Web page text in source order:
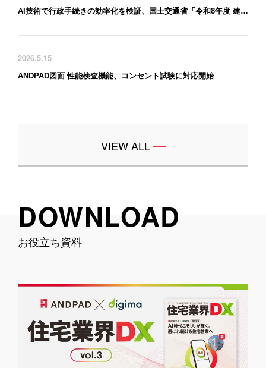
AI技術で行政手続きの効率化を検証、国土交通省「令和8年度 建築行政DX総合推進事業」に採択
2026.5.15
ANDPAD図面 性能検査機能、コンセント試験に対応開始
VIEW ALL
DOWNLOAD
お役立ち資料